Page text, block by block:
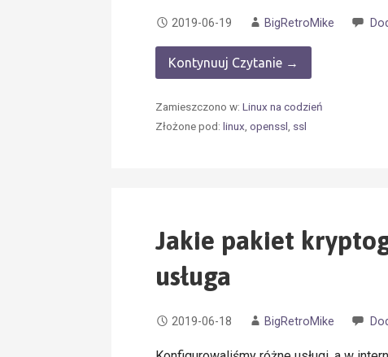
2019-06-19 BigRetroMike
Kontynuuj Czytanie →
Zamieszczono w:Linux na codzień
Złożone pod:linux ,openssl ssl
Jakie pakiet
usługa
2019-06-18 BigRetroMike